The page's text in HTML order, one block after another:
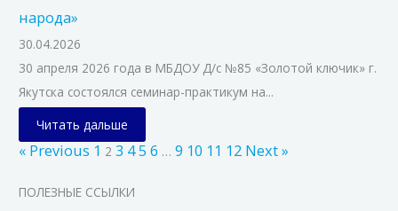
народа»
30.04.2026
30 апреля 2026 года в МБДОУ Д/с №85 «Золотой ключик» г.
Якутска состоялся семинар-практикум на...
Читать дальше
« Previous 1 2 3 45 6 … 9 10 11 12 Next »
ПОЛЕЗНЫЕ ССЫЛКИ